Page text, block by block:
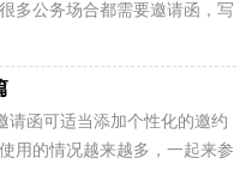
多公务场合都需要邀请函，写
编精心整理的联...
函可适当添加个性化的邀约
用的情况越来越多，一起来参